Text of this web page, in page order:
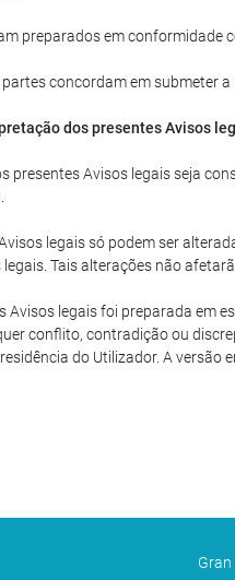
preparados em conformidade
concordam em submeter
dos presentes Avisos
presentes Avisos legais seja
legais só podem ser
Tais alterações não
Avisos legais foi preparada em
conflito, contradição ou
do Utilizador. A
Gran